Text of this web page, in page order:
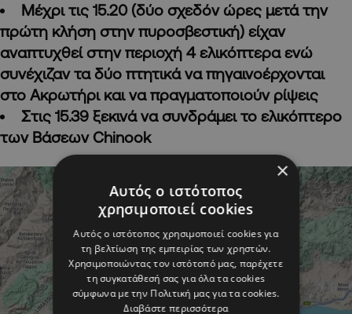
Μέχρι τις 15.20 (δύο σχεδόν ώρες μετά την
πρώτη κλήση στην πυροσβεστική) είχαν
αναπτυχθεί στην περιοχή 4 ελικόπτερα ενώ
συνέχιζαν τα δύο πτητικά να πηγαινοέρχονται
στο Ακρωτήρι και να πραγματοποιούν ρίψεις
Στις 15.39 ξεκινά να συνδράμει το ελικόπτερο
των Βάσεων Chinook
×
Αυτός ο ιστότοπος
χρησιμοποιεί cookies
Αυτός ο ιστότοπος χρησιμοποιεί cookies για
τη βελτίωση της εμπειρίας των χρηστών.
Χρησιμοποιώντας τον ιστότοπό μας, παρέχετε
τη συγκατάθεσή σας για όλα τα cookies
σύμφωνα με την Πολιτική μας για τα cookies.
Διαβάστε περισσότερα